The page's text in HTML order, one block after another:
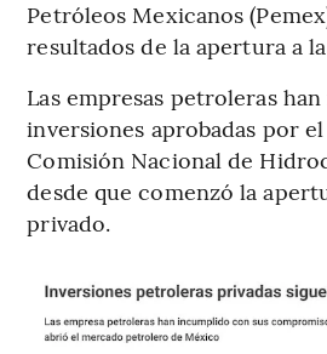
Petróleos Mexicanos
resultados de la apertura a
Las empresas petroleras
inversiones aprobadas por
Comisión Nacional de
desde que comenzó la
privado.